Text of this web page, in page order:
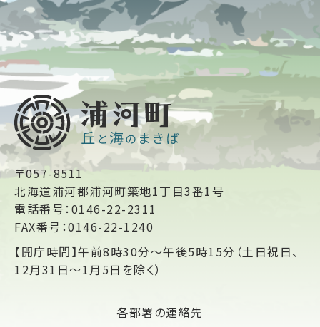
〒057-8511
北海道浦河郡浦河町築地1丁目3番1号
電話番号：0146-22-2311
FAX番号：0146-22-1240
【開庁時間】午前8時30分～午後5時15分（土日祝日、
12月31日～1月5日を除く）
各部署の連絡先